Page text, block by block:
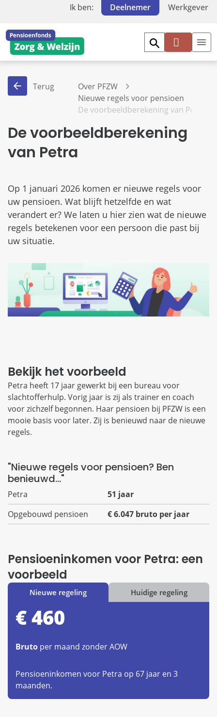
Ik ben: Deelnemer Werkgever
Mi
W
Terug
Over PFZW
Nieuwe regels voor pensioen
De voorbeeldberekening van Petra
De voorbeeldberekening
van Petra
Op 1 januari 2026 komen er nieuwe regels voor
uw pensioen. Wat blijft hetzelfde en wat
verandert er? We laten u hier zien wat de nieuwe
regels betekenen voor een persoon die past bij
uw situatie.
Bekijk het voorbeeld
Petra heeft 17 jaar gewerkt bij een bureau voor
slachtofferhulp. Vorig jaar is zij als trainer en coach
voor zichzelf begonnen. Haar pensioen bij PFZW is een
mooie basis voor later. Zij is benieuwd naar de nieuwe
regels.
"Nieuwe regels voor pensioen? Ben
benieuwd..."
Petra
51 jaar
Opgebouwd pensioen
€ 6.047 bruto per jaar
Pensioeninkomen voor Petra: een
voorbeeld
€ 460
Bruto per maand zonder AOW
Pensioeninkomen voor Petra op 67 jaar en 3
maanden.